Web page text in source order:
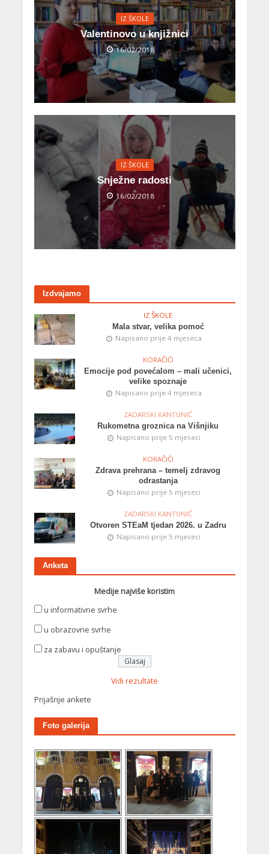
IZ ŠKOLE
Valentinovo u knjižnici
16/02/2018
IZ ŠKOLE
Snježne radosti
16/02/2018
Izdvajamo
IZ ŠKOLE
Mala stvar, velika pomoć
Napisano prije 4 mjeseca
KORAČIĆI
Emocije pod povećalom – mali učenici,
velike spoznaje
Napisano prije 4 mjeseca
ZADARSKI KANTUNIĆ
Rukometna groznica na Višnjiku
Napisano prije 5 mjeseci
KORAČIĆI
Zdrava prehrana – temelj zdravog
odrastanja
Napisano prije 5 mjeseci
ZADARSKI KANTUNIĆ
Otvoren STEaM tjedan 2026. u Zadru
Napisano prije 5 mjeseci
Anketa
Medije najviše koristim
u informativne svrhe
u obrazovne svrhe
za zabavu i opuštanje
Vidi rezultate
Prijašnje ankete
Foto galerija